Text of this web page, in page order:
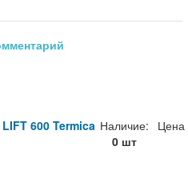
600 Termica Наличие:
0 шт
Цена